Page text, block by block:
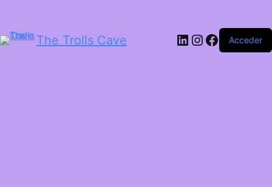
The Trolls Cave LinkedIn
Instagram
Facebook
Acceder